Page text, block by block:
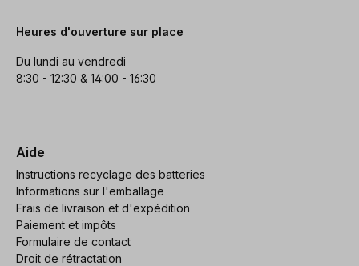
Heures d'ouverture sur place
Du lundi au vendredi
8:30 - 12:30 & 14:00 - 16:30
Aide
Instructions recyclage des batteries
Informations sur l'emballage
Frais de livraison et d'expédition
Paiement et impôts
Formulaire de contact
Droit de rétractation